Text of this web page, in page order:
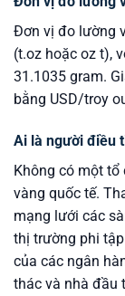
Đơn vị đo lường
(t.oz hoặc oz t),
31.1035 gram.
bằng USD/troy
Ai là người điều
Không có một
vàng quốc tế.
mạng lưới các
thị trường phi
của các ngân
thác và nhà đầu